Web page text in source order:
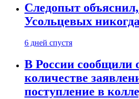
Следопыт
Усольцевых
6 дней спустя
В России сообщили
количестве
поступление в